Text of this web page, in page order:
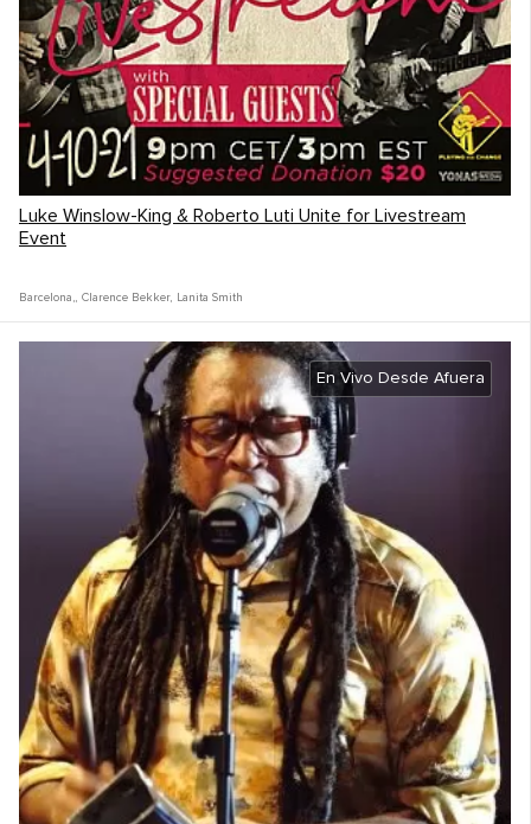
Luke Winslow-King & Roberto Luti Unite for Livestream
Event
Barcelona,, Clarence Bekker, Lanita Smith
En Vivo Desde Afuera